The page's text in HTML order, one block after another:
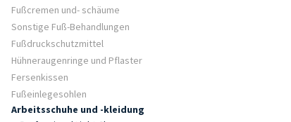
Fußcremen und- schäume
Sonstige Fuß-Behandlungen
Fußdruckschutzmittel
Hühneraugenringe und Pflaster
Fersenkissen
Fußeinlegesohlen
Arbeitsschuhe und -kleidung